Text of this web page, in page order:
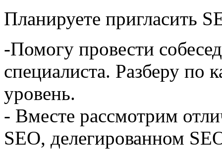
Планируете пригласить
-Помогу провести
специалиста. Разберу по
уровень.
- Вместе рассмотрим
SEO, делегированном